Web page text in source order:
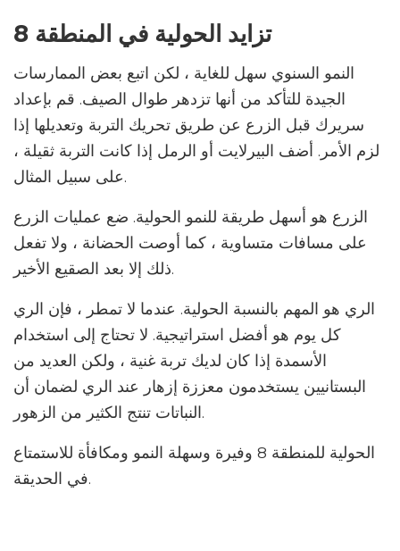
تزايد الحولية في المنطقة 8
النمو السنوي سهل للغاية ، لكن اتبع بعض الممارسات
الجيدة للتأكد من أنها تزدهر طوال الصيف. قم بإعداد
سريرك قبل الزرع عن طريق تحريك التربة وتعديلها إذا
لزم الأمر. أضف البيرلايت أو الرمل إذا كانت التربة ثقيلة ،
على سبيل المثال.
الزرع هو أسهل طريقة للنمو الحولية. ضع عمليات الزرع
على مسافات متساوية ، كما أوصت الحضانة ، ولا تفعل
ذلك إلا بعد الصقيع الأخير.
الري هو المهم بالنسبة الحولية. عندما لا تمطر ، فإن الري
كل يوم هو أفضل استراتيجية. لا تحتاج إلى استخدام
الأسمدة إذا كان لديك تربة غنية ، ولكن العديد من
البستانيين يستخدمون معززة إزهار عند الري لضمان أن
النباتات تنتج الكثير من الزهور.
الحولية للمنطقة 8 وفيرة وسهلة النمو ومكافأة للاستمتاع
في الحديقة.